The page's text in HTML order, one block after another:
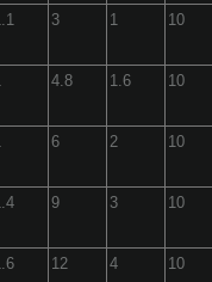
3 1 10
4.8 1.6 10
6 2 10
9 3 10
12 4 10